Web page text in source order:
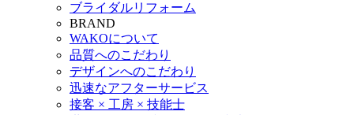
ブライダルリフォーム
BRAND
WAKOについて
品質へのこだわり
デザインへのこだわり
迅速なアフターサービス
接客 × 工房 × 技能士